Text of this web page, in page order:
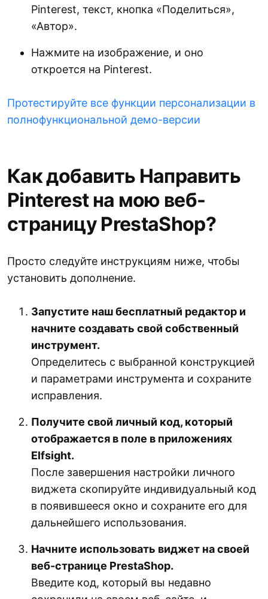
Pinterest, текст, кнопка «Поделиться»,
«Автор».
Нажмите на изображение, и оно
откроется на Pinterest.
Протестируйте все функции персонализации в
полнофункциональной демо-версии
Как добавить Направить
Pinterest на мою веб-
страницу PrestaShop?
Просто следуйте инструкциям ниже, чтобы
установить дополнение.
Запустите наш бесплатный редактор и
начните создавать свой собственный
инструмент.
Определитесь с выбранной конструкцией
и параметрами инструмента и сохраните
исправления.
Получите свой личный код, который
отображается в поле в приложениях
Elfsight.
После завершения настройки личного
виджета скопируйте индивидуальный код
в появившееся окно и сохраните его для
дальнейшего использования.
Начните использовать виджет на своей
веб-странице PrestaShop.
Введите код, который вы недавно